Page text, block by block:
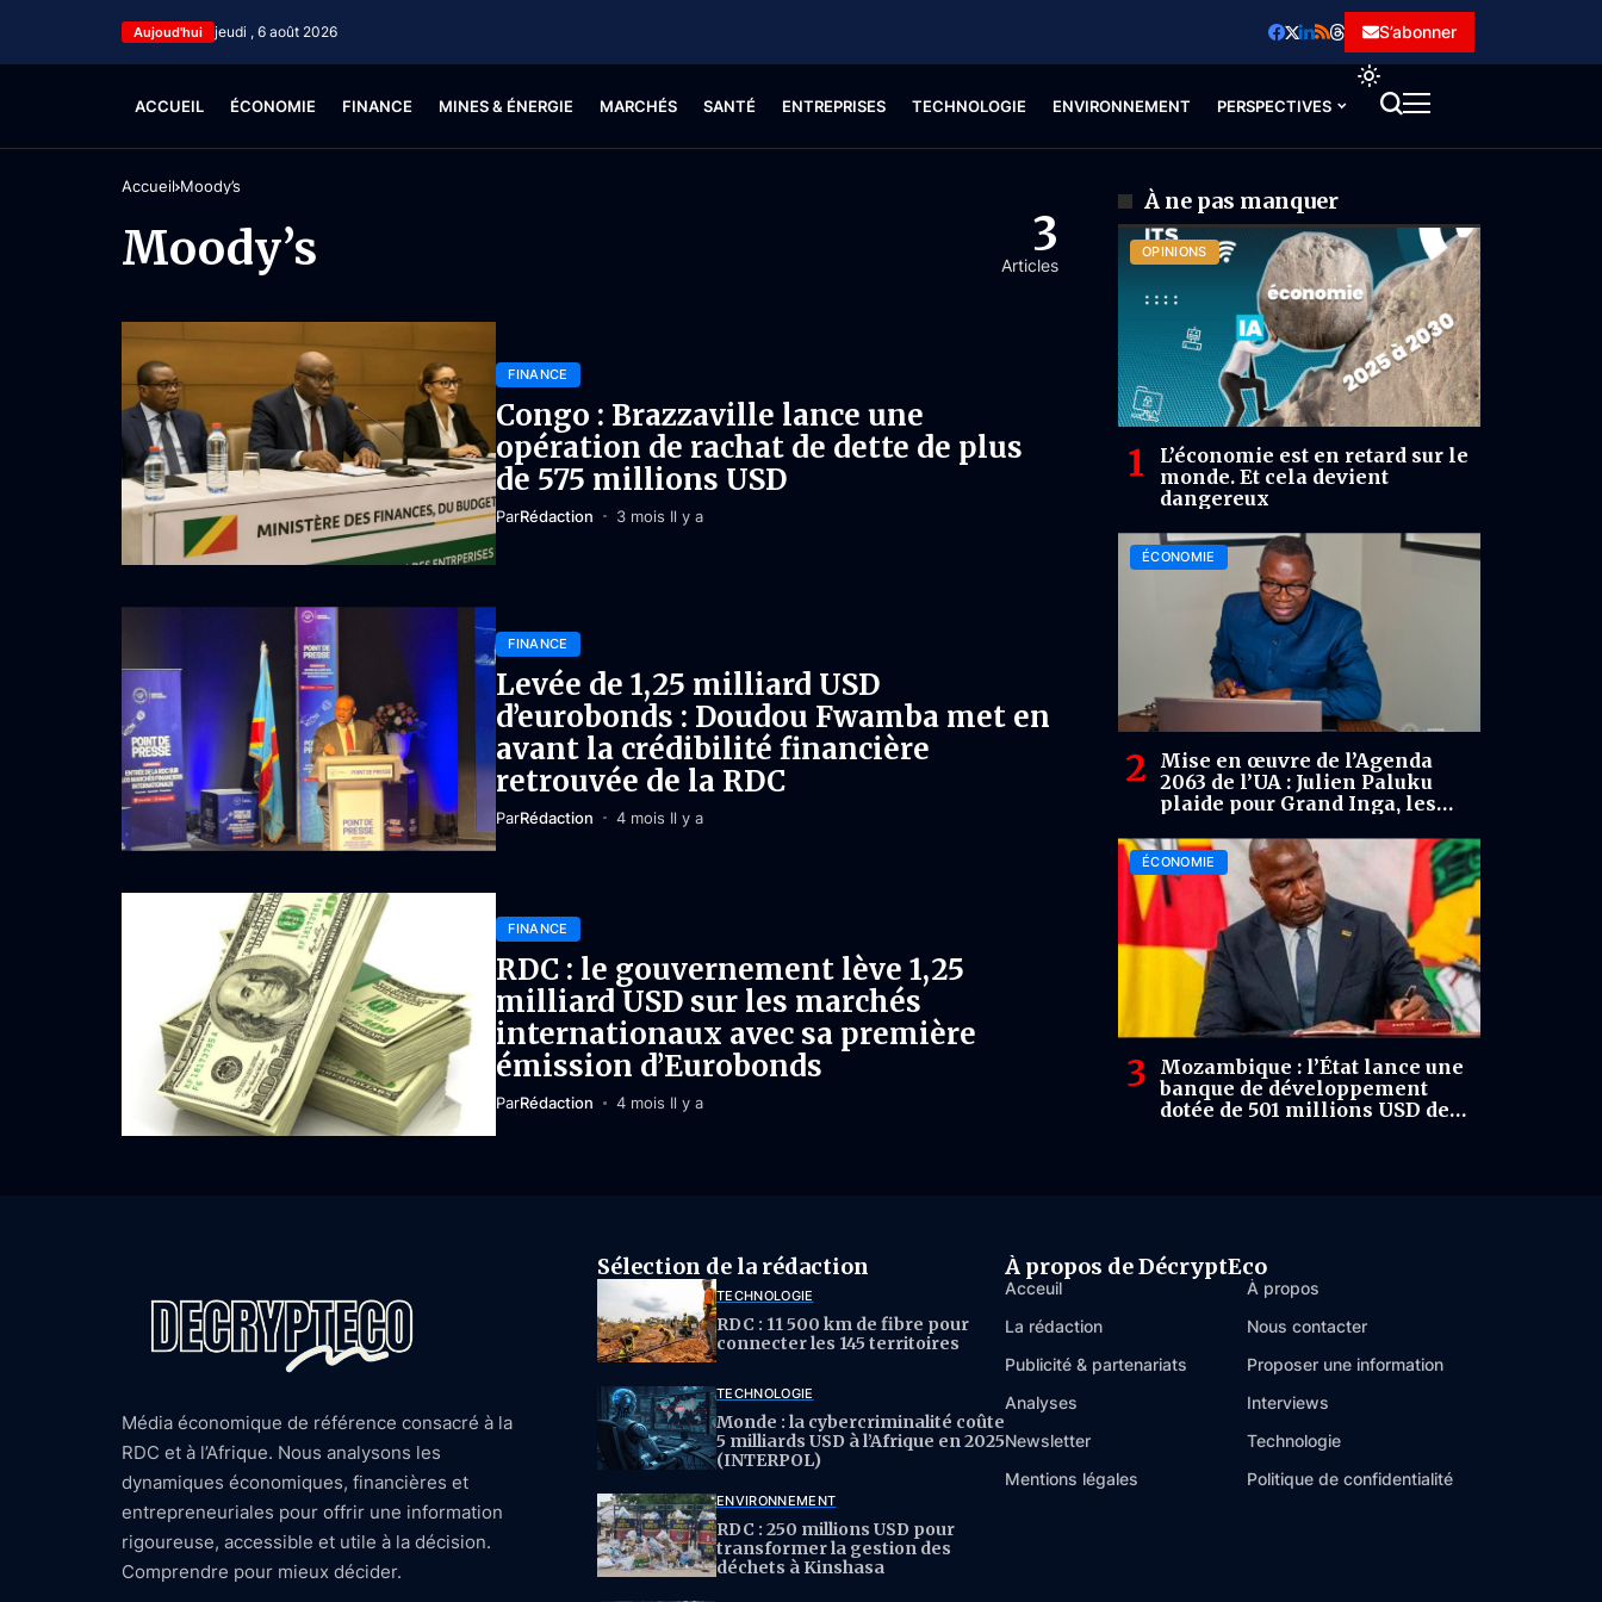
Aujoud'hui jeudi , 6 août 2026 S’abonner
ACCUEIL ÉCONOMIE FINANCE MINES & ÉNERGIE MARCHÉS SANTÉ ENTREPRISES TECHNOLOGIE ENVIRONNEMENT PERSPECTIVES
Accueil Moody’s
Moody’s 3
Articles
FINANCE
Congo : Brazzaville lance une
opération de rachat de dette de plus
de 575 millions USD
ParRédaction 3 mois Il y a
FINANCE
Levée de 1,25 milliard USD
d’eurobonds : Doudou Fwamba met en
avant la crédibilité financière
retrouvée de la RDC
ParRédaction 4 mois Il y a
FINANCE
RDC : le gouvernement lève 1,25
milliard USD sur les marchés
internationaux avec sa première
émission d’Eurobonds
ParRédaction 4 mois Il y a
À ne pas manquer
OPINIONS
L’économie est en retard sur le
monde. Et cela devient
dangereux
ÉCONOMIE
Mise en œuvre de l’Agenda
2063 de l’UA : Julien Paluku
plaide pour Grand Inga, les
de la RDC
ÉCONOMIE
Mozambique : l’État lance une
banque de développement
dotée de 501 millions USD de
Média économique de référence consacré à la
RDC et à l’Afrique. Nous analysons les
dynamiques économiques, financières et
entrepreneuriales pour offrir une information
rigoureuse, accessible et utile à la décision.
Comprendre pour mieux décider.
Sélection de la rédaction
TECHNOLOGIE
RDC : 11 500 km de fibre pour
connecter les 145 territoires
TECHNOLOGIE
Monde : la cybercriminalité coûte
5 milliards USD à l’Afrique en 2025
(INTERPOL)
ENVIRONNEMENT
RDC : 250 millions USD pour
transformer la gestion des
déchets à Kinshasa
À propos de DécryptEco
Acceuil
À propos
La rédaction
Nous contacter
Publicité & partenariats
Proposer une information
Analyses
Interviews
Newsletter
Technologie
Mentions légales
Politique de confidentialité